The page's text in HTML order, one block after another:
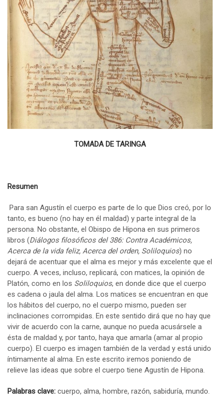
TOMADA DE TARINGA
Resumen
Para san Agustín el cuerpo es parte de lo que Dios creó, por lo
tanto, es bueno (no hay en él maldad) y parte integral de la
persona. No obstante, el Obispo de Hipona en sus primeros
libros (Diálogos filosóficos del 386: Contra Académicos,
Acerca de la vida feliz, Acerca del orden, Soliloquios) no
dejará de acentuar que el alma es mejor y más excelente que el
cuerpo. A veces, incluso, replicará, con matices, la opinión de
Platón, como en los Soliloquios, en donde dice que el cuerpo
es cadena o jaula del alma. Los matices se encuentran en que
los hábitos del cuerpo, no el cuerpo mismo, pueden ser
inclinaciones corrompidas. En este sentido dirá que no hay que
vivir de acuerdo con la carne, aunque no pueda acusársele a
ésta de maldad y, por tanto, haya que amarla (amar al propio
cuerpo). El cuerpo es imagen también de la verdad y está unido
íntimamente al alma. En este escrito iremos poniendo de
relieve las ideas que sobre el cuerpo tiene Agustín de Hipona.
Palabras clave: cuerpo, alma, hombre, razón, sabiduría, mundo.